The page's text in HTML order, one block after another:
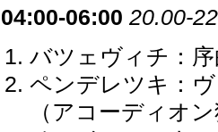
04:00-06:00 20.00-
バツェヴィチ：
ペンデレツキ：
（アコーディオ